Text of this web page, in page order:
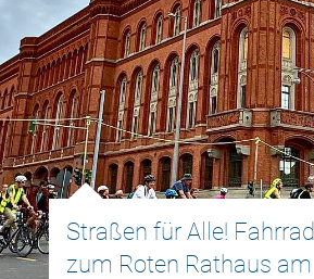
Straßen für Alle!
zum Roten Rathaus am